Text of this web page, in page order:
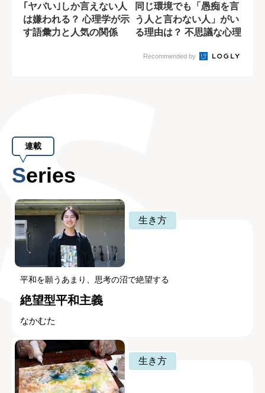
｢ヤバい｣しか言えない人
は嫌われる？ 心理学が示
す語彙力と人気の関係
同じ環境でも「愚痴を言
う人と言わない人」がい
る理由は？ 不思議な心理
Recommended by
連載
Series
生き方
平和を願うあまり、思考の沼で絶望する
絶望型平和主義
なかむた
生き方